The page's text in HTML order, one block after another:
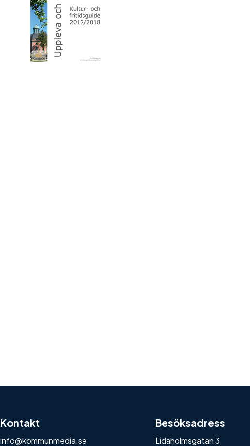
Kontakt
info@kommunmedia.se
Besöksadress
Lidaholmsgatan 3